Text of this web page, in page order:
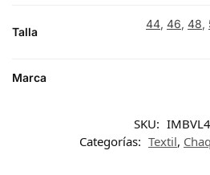
Talla
44, 46, 48,
Marca
SKU:
Categorías: Textil,